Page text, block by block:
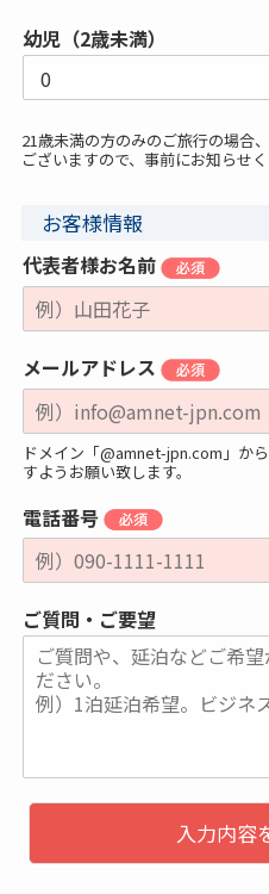
幼児（2歳未満）
21歳未満の方のみのご旅行の場合
ございますので、事前にお知らせく
お客様情報
代表者様お名前
メールアドレス
ドメイン「@amnet-jpn.com」か
すようお願い致します。
電話番号
ご質問・ご要望
入力内容